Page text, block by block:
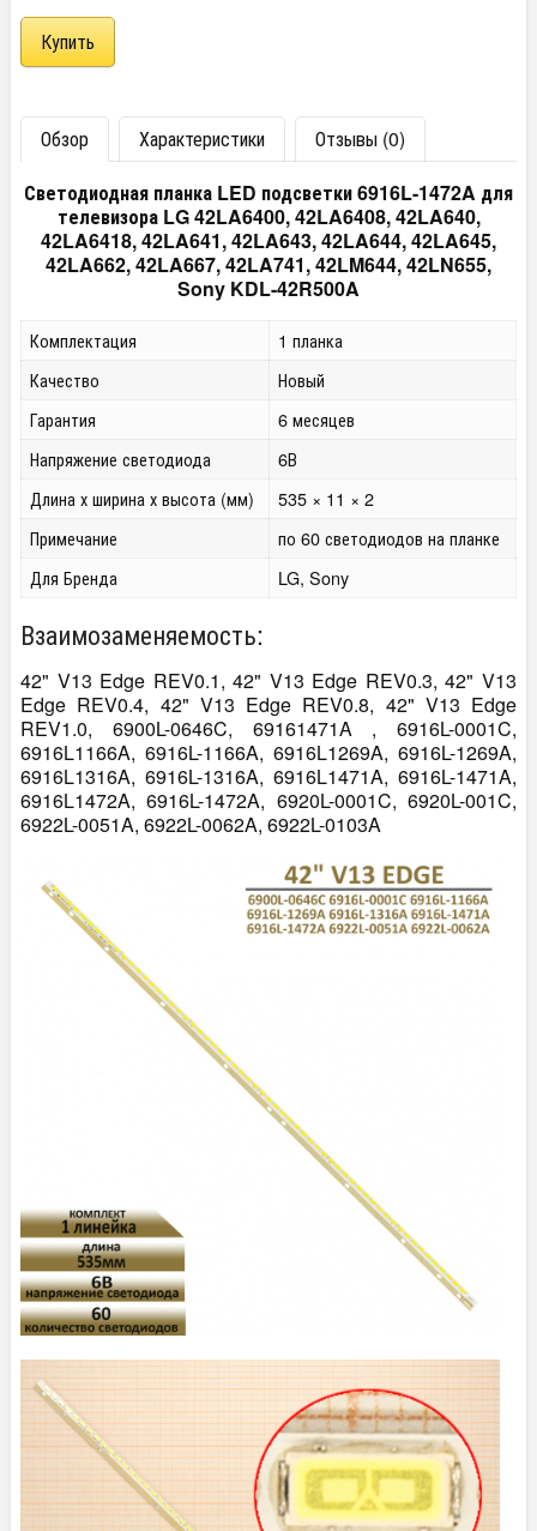
Обзор Характеристики
Отзывы (0)
Светодиодная планка LED подсветки 6916L-1472A для
телевизора LG 42LA6400, 42LA6408, 42LA640,
42LA6418, 42LA641, 42LA643, 42LA644, 42LA645,
42LA662, 42LA667, 42LA741, 42LM644, 42LN655,
Sony KDL-42R500A
Комплектация
1 планка
Качество
Новый
Гарантия
6 месяцев
Напряжение светодиода
6В
Длина х ширина х высота (мм)
535 × 11 × 2
Примечание
по 60 светодиодов на планке
Для Бренда
LG, Sony
Взаимозаменяемость:
42" V13 Edge REV0.1, 42" V13 Edge REV0.3, 42" V13
Edge REV0.4, 42" V13 Edge REV0.8, 42" V13 Edge
REV1.0, 6900L-0646C, 69161471A , 6916L-0001C,
6916L1166A, 6916L-1166A, 6916L1269A, 6916L-1269A,
6916L1316A, 6916L-1316A, 6916L1471A, 6916L-1471A,
6916L1472A, 6916L-1472A, 6920L-0001C, 6920L-001C,
6922L-0051A, 6922L-0062A, 6922L-0103A